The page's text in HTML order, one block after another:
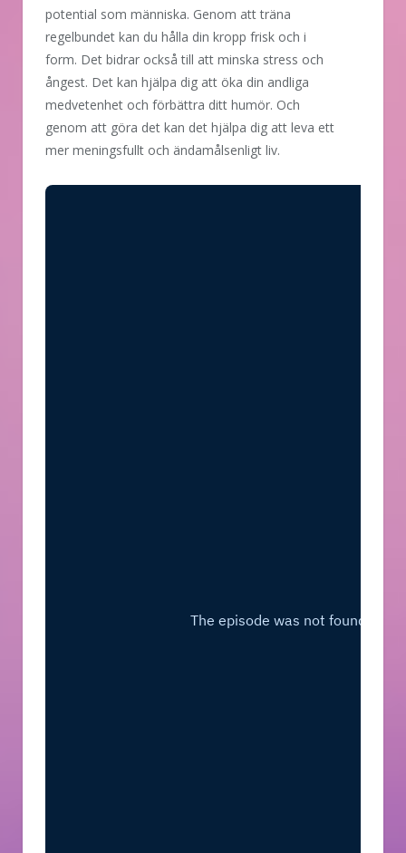
potential som människa. Genom att träna
regelbundet kan du hålla din kropp frisk och i
form. Det bidrar också till att minska stress och
ångest. Det kan hjälpa dig att öka din andliga
medvetenhet och förbättra ditt humör. Och
genom att göra det kan det hjälpa dig att leva ett
mer meningsfullt och ändamålsenligt liv.